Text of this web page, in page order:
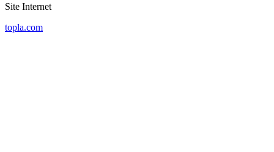
Site Internet
topla.com